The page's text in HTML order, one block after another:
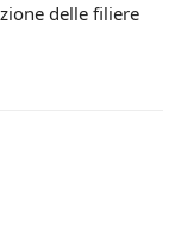
delle filiere